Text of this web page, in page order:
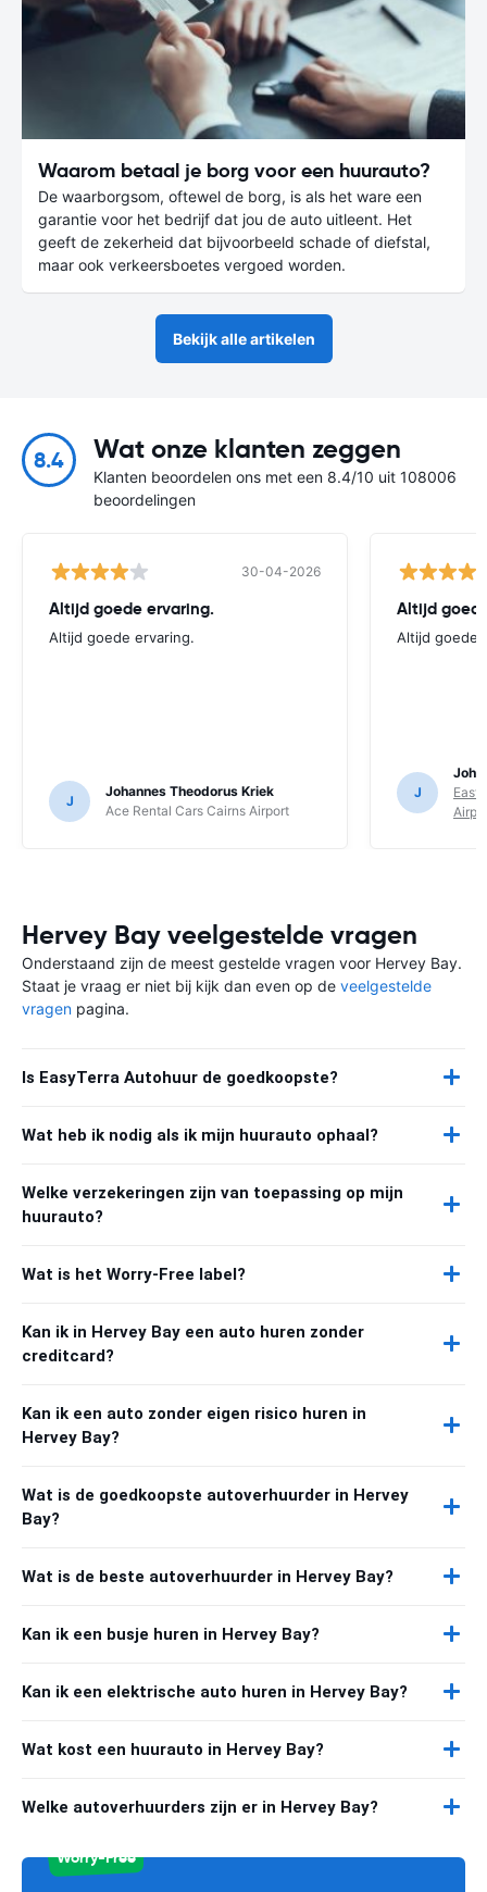
Waarom betaal je borg voor een huurauto?
De waarborgsom, oftewel de borg, is als het ware een
garantie voor het bedrijf dat jou de auto uitleent. Het
geeft de zekerheid dat bijvoorbeeld schade of diefstal,
maar ook verkeersboetes vergoed worden.
Bekijk alle artikelen
8.4 Wat onze klanten zeggen
Klanten beoordelen ons met een 8.4/10 uit 108006
beoordelingen
30-04-2026
Altijd goede ervaring.
Altijd goede ervaring.
J
Johannes Theodorus Kriek
Ace Rental Cars Cairns Airport
Altijd
Altijd goede
J
East
Hervey Bay veelgestelde vragen
Onderstaand zijn de meest gestelde vragen voor Hervey Bay.
Staat je vraag er niet bij kijk dan even op de veelgestelde
vragen pagina.
Is EasyTerra Autohuur de goedkoopste?
Wat heb ik nodig als ik mijn huurauto ophaal?
Welke verzekeringen zijn van toepassing op mijn
huurauto?
Wat is het Worry-Free label?
Kan ik in Hervey Bay een auto huren zonder
creditcard?
Kan ik een auto zonder eigen risico huren in
Hervey Bay?
Wat is de goedkoopste autoverhuurder in Hervey
Bay?
Wat is de beste autoverhuurder in Hervey Bay?
Kan ik een busje huren in Hervey Bay?
Kan ik een elektrische auto huren in Hervey Bay?
Wat kost een huurauto in Hervey Bay?
Welke autoverhuurders zijn er in Hervey Bay?
Worry-Free